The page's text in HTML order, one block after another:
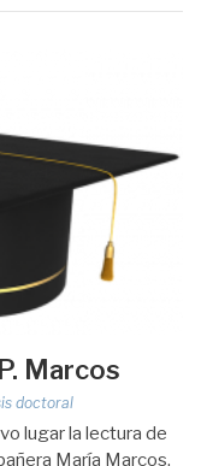
Marcos
doctoral
lugar la lectura de
María Marcos,